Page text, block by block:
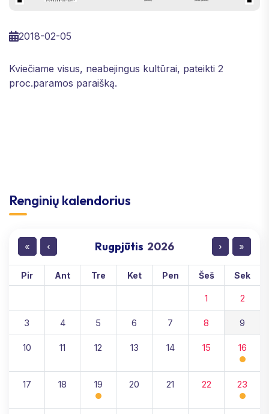
2018-02-05
Kviečiame visus, neabejingus kultūrai, pateikti 2
proc.paramos paraišką.
Renginių kalendorius
« ‹ Rugpjūtis 2026 › »
Pir Ant Tre Ket Pen Šeš Sek
1 2
3 4 5 6 7 8 9
10 11 12 13 14 15 16
17 18 19 20 21 22 23